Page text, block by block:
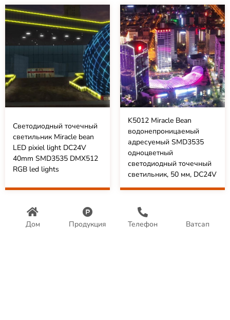
Светодиодный точечный
светильник Miracle bean
LED pixiel light DC24V
40mm SMD3535 DMX512
RGB led lights
K5012 Miracle Bean
водонепроницаемый
адресуемый SMD3535
одноцветный
светодиодный точечный
светильник, 50 мм, DC24V
Дом Продукция Телефон Ватсап